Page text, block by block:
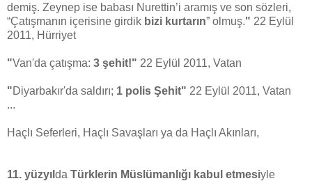
demiş. Zeynep ise babası Nurettin’i aramış ve son sözleri,
“Çatışmanın içerisine girdik bizi kurtarın” olmuş." 22 Eylül
2011, Hürriyet
"Van'da çatışma: 3 şehit!" 22 Eylül 2011, Vatan
"Diyarbakır'da saldırı; 1 polis Şehit" 22 Eylül 2011, Vatan
...
Haçlı Seferleri, Haçlı Savaşları ya da Haçlı Akınları,
11. yüzyıl da Türklerin Müslümanlığı kabul etmesiyle